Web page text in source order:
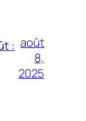
: août
8,
2025